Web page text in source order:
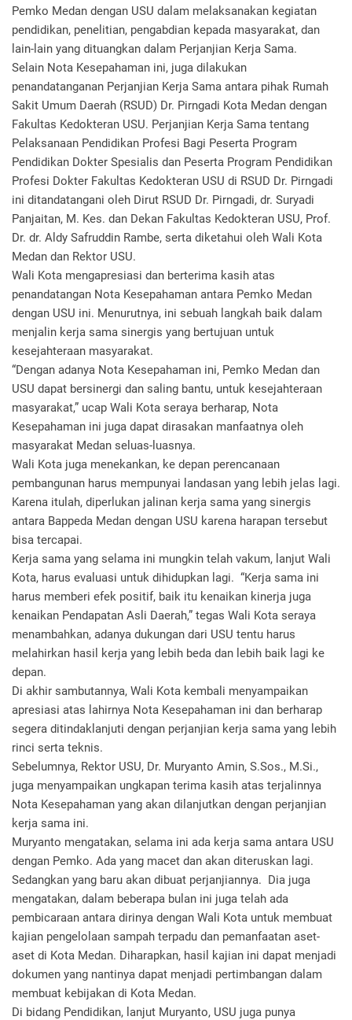
Pemko Medan dengan USU dalam melaksanakan kegiatan
pendidikan, penelitian, pengabdian kepada masyarakat, dan
lain-lain yang dituangkan dalam Perjanjian Kerja Sama.
Selain Nota Kesepahaman ini, juga dilakukan
penandatanganan Perjanjian Kerja Sama antara pihak Rumah
Sakit Umum Daerah (RSUD) Dr. Pirngadi Kota Medan dengan
Fakultas Kedokteran USU. Perjanjian Kerja Sama tentang
Pelaksanaan Pendidikan Profesi Bagi Peserta Program
Pendidikan Dokter Spesialis dan Peserta Program Pendidikan
Profesi Dokter Fakultas Kedokteran USU di RSUD Dr. Pirngadi
ini ditandatangani oleh Dirut RSUD Dr. Pirngadi, dr. Suryadi
Panjaitan, M. Kes. dan Dekan Fakultas Kedokteran USU, Prof.
Dr. dr. Aldy Safruddin Rambe, serta diketahui oleh Wali Kota
Medan dan Rektor USU.
Wali Kota mengapresiasi dan berterima kasih atas
penandatangan Nota Kesepahaman antara Pemko Medan
dengan USU ini. Menurutnya, ini sebuah langkah baik dalam
menjalin kerja sama sinergis yang bertujuan untuk
kesejahteraan masyarakat.
“Dengan adanya Nota Kesepahaman ini, Pemko Medan dan
USU dapat bersinergi dan saling bantu, untuk kesejahteraan
masyarakat,” ucap Wali Kota seraya berharap, Nota
Kesepahaman ini juga dapat dirasakan manfaatnya oleh
masyarakat Medan seluas-luasnya.
Wali Kota juga menekankan, ke depan perencanaan
pembangunan harus mempunyai landasan yang lebih jelas lagi.
Karena itulah, diperlukan jalinan kerja sama yang sinergis
antara Bappeda Medan dengan USU karena harapan tersebut
bisa tercapai.
Kerja sama yang selama ini mungkin telah vakum, lanjut Wali
Kota, harus evaluasi untuk dihidupkan lagi. “Kerja sama ini
harus memberi efek positif, baik itu kenaikan kinerja juga
kenaikan Pendapatan Asli Daerah,” tegas Wali Kota seraya
menambahkan, adanya dukungan dari USU tentu harus
melahirkan hasil kerja yang lebih beda dan lebih baik lagi ke
depan.
Di akhir sambutannya, Wali Kota kembali menyampaikan
apresiasi atas lahirnya Nota Kesepahaman ini dan berharap
segera ditindaklanjuti dengan perjanjian kerja sama yang lebih
rinci serta teknis.
Sebelumnya, Rektor USU, Dr. Muryanto Amin, S.Sos., M.Si.,
juga menyampaikan ungkapan terima kasih atas terjalinnya
Nota Kesepahaman yang akan dilanjutkan dengan perjanjian
kerja sama ini.
Muryanto mengatakan, selama ini ada kerja sama antara USU
dengan Pemko. Ada yang macet dan akan diteruskan lagi.
Sedangkan yang baru akan dibuat perjanjiannya. Dia juga
mengatakan, dalam beberapa bulan ini juga telah ada
pembicaraan antara dirinya dengan Wali Kota untuk membuat
kajian pengelolaan sampah terpadu dan pemanfaatan aset-
aset di Kota Medan. Diharapkan, hasil kajian ini dapat menjadi
dokumen yang nantinya dapat menjadi pertimbangan dalam
membuat kebijakan di Kota Medan.
Di bidang Pendidikan, lanjut Muryanto, USU juga punya